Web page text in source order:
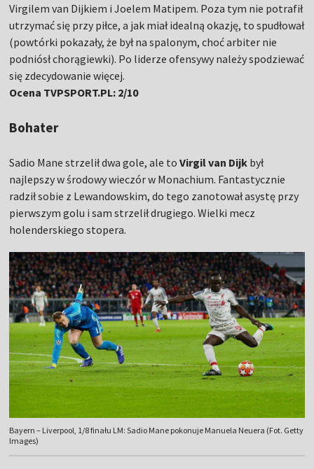
Virgilem van Dijkiem i Joelem Matipem. Poza tym nie potrafił
utrzymać się przy piłce, a jak miał idealną okazję, to spudłował
(powtórki pokazały, że był na spalonym, choć arbiter nie
podniósł chorągiewki). Po liderze ofensywy należy spodziewać
się zdecydowanie więcej.
Ocena TVPSPORT.PL: 2/10
Bohater
Sadio Mane strzelił dwa gole, ale toVirgil van Dijk był
najlepszy w środowy wieczór w Monachium. Fantastycznie
radził sobie z Lewandowskim, do tego zanotował asystę przy
pierwszym golu i sam strzelił drugiego. Wielki mecz
holenderskiego stopera.
Bayern – Liverpool, 1/8 finału LM: Sadio Mane pokonuje Manuela Neuera (Fot. Getty
Images)